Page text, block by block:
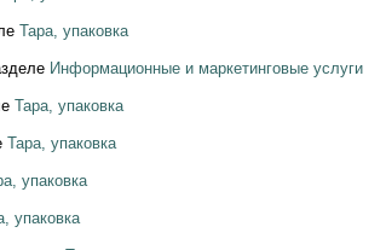
Тара, упаковка
Информационные и маркетинговые услуги
Тара, упаковка
Тара, упаковка
упаковка
упаковка